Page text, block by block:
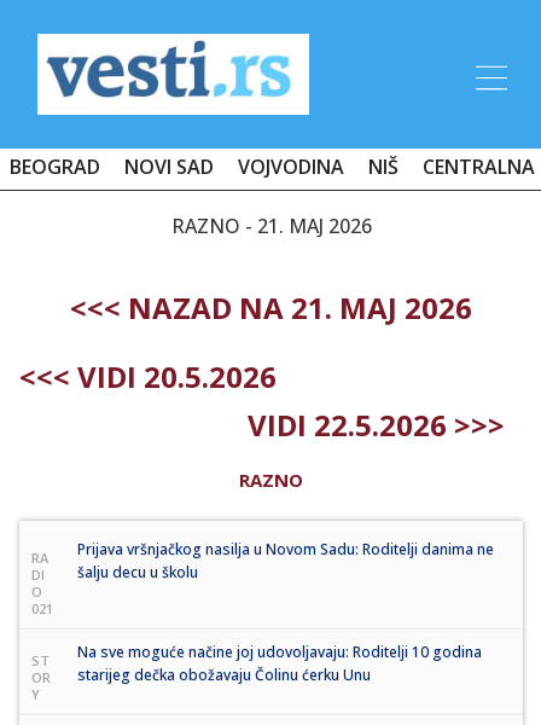
BEOGRAD NOVI SAD VOJVODINA NIŠ CENTRALNA
RAZNO - 21. MAJ 2026
<<< NAZAD NA 21. MAJ 2026
<<< VIDI 20.5.2026
VIDI 22.5.2026 >>>
RAZNO
RA
DI
O
021
Prijava vršnjačkog nasilja u Novom Sadu: Roditelji danima ne
šalju decu u školu
ST
OR
Y
Na sve moguće načine joj udovoljavaju: Roditelji 10 godina
starijeg dečka obožavaju Čolinu ćerku Unu